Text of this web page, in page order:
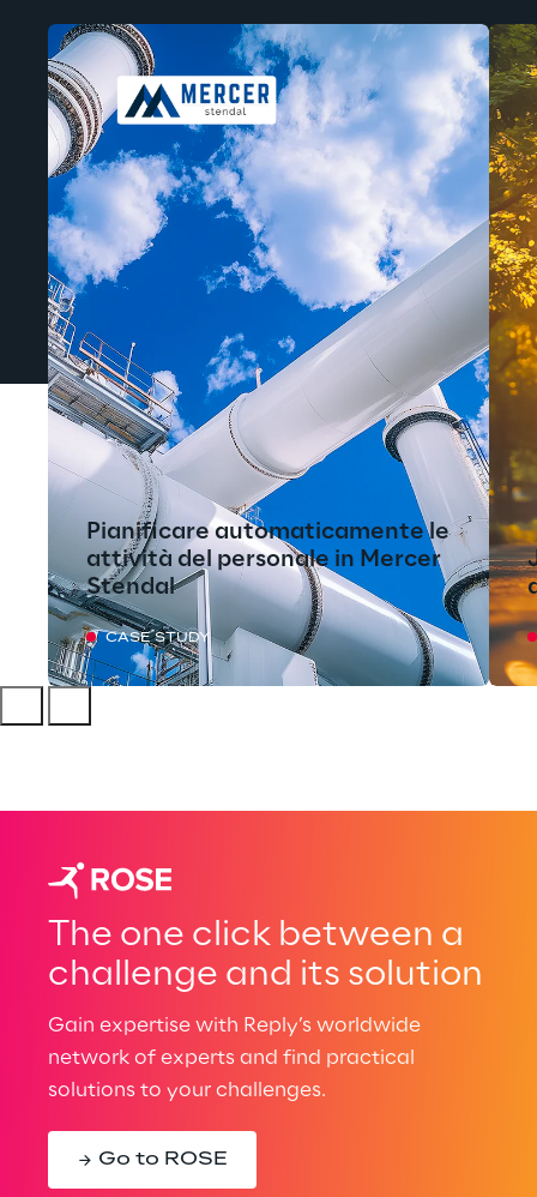
Pianificare automaticamente le
attività del personale in Mercer
Stendal
CASE STUDY
The one click between a
challenge and its solution
Gain expertise with Reply’s worldwide
network of experts and find practical
solutions to your challenges.
Go to ROSE